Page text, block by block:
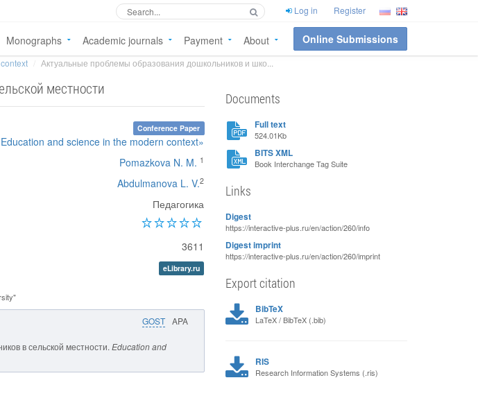
Log in Register
Monographs Academic journals Payment About Online Submissions
Актуальные проблемы образования дошкольников и шко...
местности
Conference Paper
and science in the modern context»
Pomazkova N. M. 1
Abdulmanova L. V.2
Педагогика
3611
eLibrary.ru
GOST APA
в сельской местности. Education and
Documents
Full text
524.01Kb
BITS XML
Book Interchange Tag Suite
Links
Digest
https://interactive-plus.ru/en/action/260/info
Digest imprint
https://interactive-plus.ru/en/action/260/imprint
Export citation
BibTeX
LaTeX / BibTeX (.bib)
RIS
Research Information Systems (.ris)